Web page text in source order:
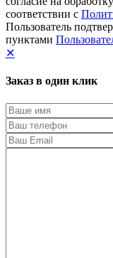
соответствии с
Пользователь
пунктами
✕
Заказ в один клик